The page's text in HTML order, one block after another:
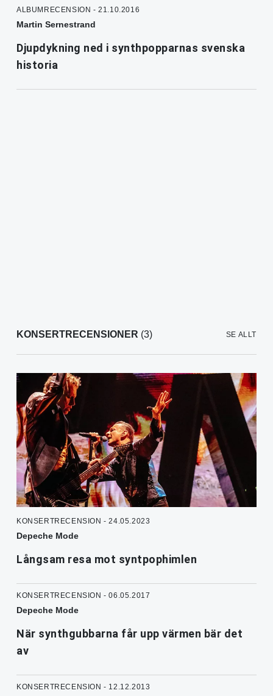
ALBUMRECENSION - 21.10.2016
Martin Sernestrand
Djupdykning ned i synthpopparnas svenska
historia
KONSERTRECENSIONER (3) SE ALLT
KONSERTRECENSION - 24.05.2023
Depeche Mode
Långsam resa mot syntpophimlen
KONSERTRECENSION - 06.05.2017
Depeche Mode
När synthgubbarna får upp värmen bär det
av
KONSERTRECENSION - 12.12.2013